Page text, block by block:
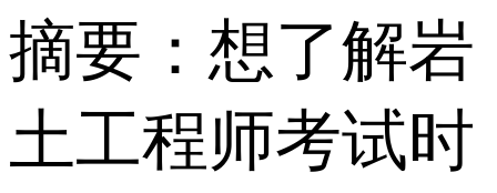
摘要：想了解岩
土工程师考试时